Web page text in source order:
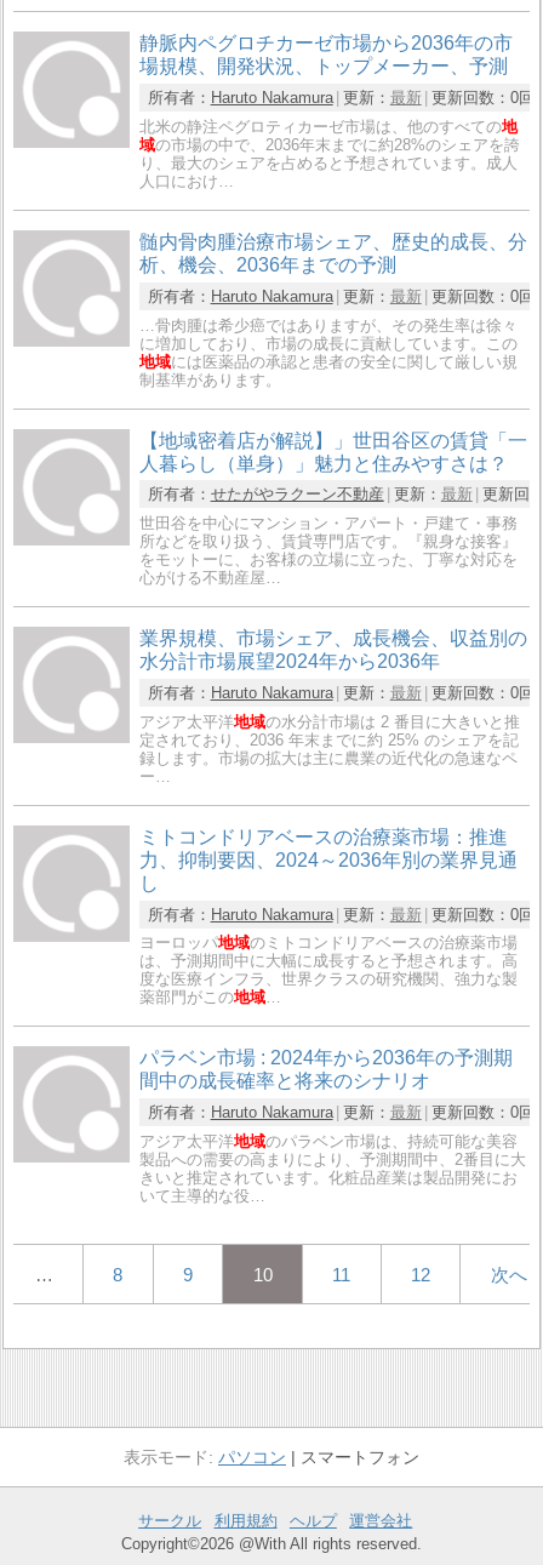
静脈内ペグロチカーゼ市場から2036年の市
場規模、開発状況、トップメーカー、予測
所有者： Haruto Nakamura 更新： 最新 更新回数： 0回
北米の静注ペグロティカーゼ市場は、他のすべての地
域の市場の中で、2036年末までに約28%のシェアを誇
り、最大のシェアを占めると予想されています。成人
人口におけ…
髄内骨肉腫治療市場シェア、歴史的成長、分
析、機会、2036年までの予測
所有者： Haruto Nakamura 更新： 最新 更新回数： 0回
…骨肉腫は希少癌ではありますが、その発生率は徐々
に増加しており、市場の成長に貢献しています。この
地域には医薬品の承認と患者の安全に関して厳しい規
制基準があります。
【地域密着店が解説】」世田谷区の賃貸「一
人暮らし（単身）」魅力と住みやすさは？
所有者： せたがやラクーン不動産 更新： 最新 更新回
世田谷を中心にマンション・アパート・戸建て・事務
所などを取り扱う、賃貸専門店です。『親身な接客』
をモットーに、お客様の立場に立った、丁寧な対応を
心がける不動産屋…
業界規模、市場シェア、成長機会、収益別の
水分計市場展望2024年から2036年
所有者： Haruto Nakamura 更新： 最新 更新回数： 0回
アジア太平洋地域の水分計市場は 2 番目に大きいと推
定されており、2036 年末までに約 25% のシェアを記
録します。市場の拡大は主に農業の近代化の急速なペ
ー…
ミトコンドリアベースの治療薬市場：推進
力、抑制要因、2024～2036年別の業界見通
し
所有者： Haruto Nakamura 更新： 最新 更新回数： 0回
ヨーロッパ地域のミトコンドリアベースの治療薬市場
は、予測期間中に大幅に成長すると予想されます。高
度な医療インフラ、世界クラスの研究機関、強力な製
薬部門がこの地域…
パラベン市場 : 2024年から2036年の予測期
間中の成長確率と将来のシナリオ
所有者： Haruto Nakamura 更新： 最新 更新回数： 0回
アジア太平洋地域のパラベン市場は、持続可能な美容
製品への需要の高まりにより、予測期間中、2番目に大
きいと推定されています。化粧品産業は製品開発にお
いて主導的な役…
… 8 9 10 11 12 次へ
パソコン スマートフォン
サークル 利用規約 ヘルプ
運営会社
Copyright©2026 @With All rights reserved.